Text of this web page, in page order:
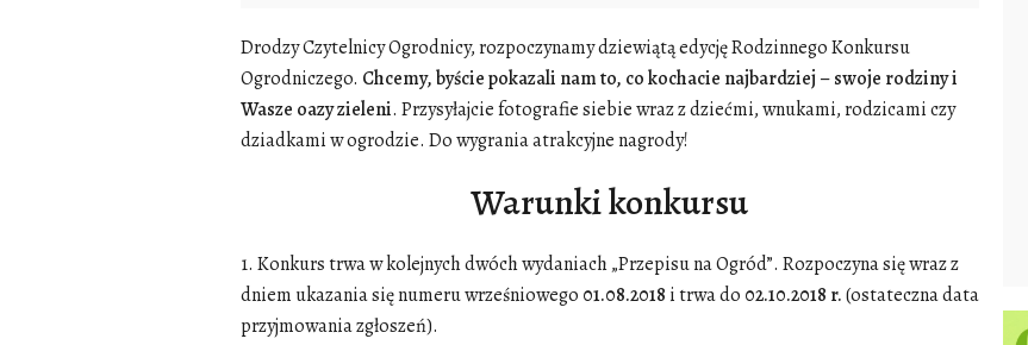
Drodzy Czytelnicy Ogrodnicy, rozpoczynamy dziewiątą edycję Rodzinnego Konkursu
Ogrodniczego. Chcemy, byście pokazali nam to, co kochacie najbardziej – swoje rodziny i
Wasze oazy zieleni. Przysyłajcie fotografie siebie wraz z dziećmi, wnukami, rodzicami czy
dziadkami w ogrodzie. Do wygrania atrakcyjne nagrody!
Warunki konkursu
1. Konkurs trwa w kolejnych dwóch wydaniach „Przepisu na Ogród”. Rozpoczyna się wraz z
dniem ukazania się numeru wrześniowego 01.08.2018 i trwa do 02.10.2018 r.(ostateczna data
przyjmowania zgłoszeń).